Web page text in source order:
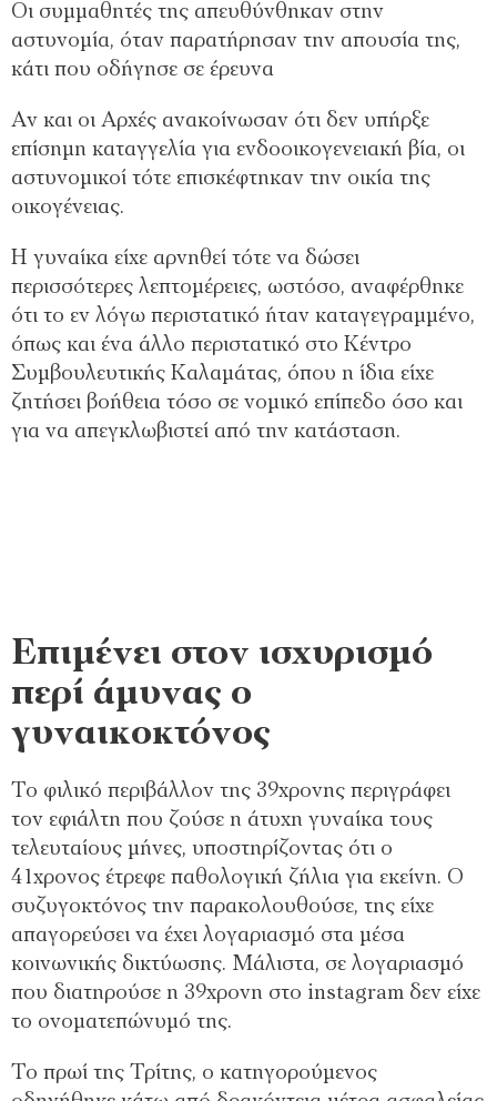
Οι συμμαθητές της απευθύνθηκαν στην
αστυνομία, όταν παρατήρησαν την απουσία της,
κάτι που οδήγησε σε έρευνα
Αν και οι Αρχές ανακοίνωσαν ότι δεν υπήρξε
επίσημη καταγγελία για ενδοοικογενειακή βία, οι
αστυνομικοί τότε επισκέφτηκαν την οικία της
οικογένειας.
Η γυναίκα είχε αρνηθεί τότε να δώσει
περισσότερες λεπτομέρειες, ωστόσο, αναφέρθηκε
ότι το εν λόγω περιστατικό ήταν καταγεγραμμένο,
όπως και ένα άλλο περιστατικό στο Κέντρο
Συμβουλευτικής Καλαμάτας, όπου η ίδια είχε
ζητήσει βοήθεια τόσο σε νομικό επίπεδο όσο και
για να απεγκλωβιστεί από την κατάσταση.
Επιμένει στον ισχυρισμό
περί άμυνας ο
γυναικοκτόνος
Το φιλικό περιβάλλον της 39χρονης περιγράφει
τον εφιάλτη που ζούσε η άτυχη γυναίκα τους
τελευταίους μήνες, υποστηρίζοντας ότι ο
41χρονος έτρεφε παθολογική ζήλια για εκείνη. Ο
συζυγοκτόνος την παρακολουθούσε, της είχε
απαγορεύσει να έχει λογαριασμό στα μέσα
κοινωνικής δικτύωσης. Μάλιστα, σε λογαριασμό
που διατηρούσε η 39χρονη στο instagram δεν είχε
το ονοματεπώνυμό της.
Το πρωί της Τρίτης, ο κατηγορούμενος